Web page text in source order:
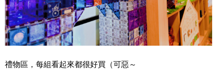
禮物區，每組看起來都很好買（可惡～